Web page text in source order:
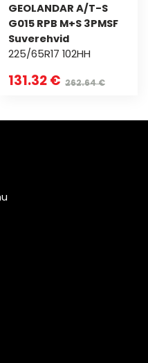
GEOLANDAR A/T-S
G015 RPB M+S 3PMSF
Suverehvid
225/65R17 102HH
131.32 € 262.64 €